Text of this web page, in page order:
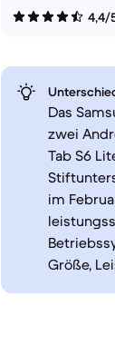
4,4/
Das
zwei
Tab S6
im
Größe,